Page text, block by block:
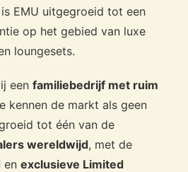
en onderdelen die je intuïtief kunt
zie je dat terug in de herhaalbare basis
“klopt” binnen het geheel. De
onderdeel. Hij maakt een
meubelstuk dat je gemakkelijk
is dat het systeem elegant blijft, ook
verschillende stijlen mixt. Doordat de
toevoegen met weaving rugdelen,
de lijn rustig houdt. De poef past
EMU uitgegroeid tot een
op het gebied van luxe
loungesets.
een familiebedrijf met ruim
kennen de markt als geen
tot één van de
wereldwijd, met de
en exclusieve Limited